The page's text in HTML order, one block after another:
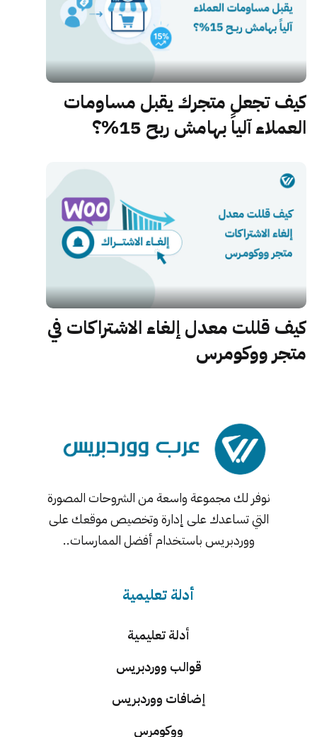
كيف تجعل متجرك يقبل مساومات
العملاء آلياً بهامش ربح 15%؟
كيف قللت معدل إلغاء الاشتراكات في
متجر ووكومرس
نوفر لك مجموعة واسعة من الشروحات المصورة
التي تساعدك على إدارة وتخصيص موقعك على
ووردبريس باستخدام أفضل الممارسات..
أدلة تعليمية
أدلة تعليمية
قوالب ووردبريس
إضافات ووردبريس
ووكومرس